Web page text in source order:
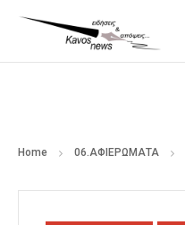
Home 06.ΑΦΙΕΡΩΜΑΤΑ